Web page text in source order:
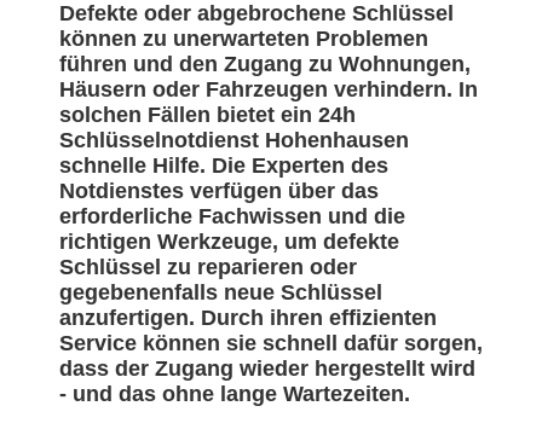
Defekte oder abgebrochene Schlüssel
können zu unerwarteten Problemen
führen und den Zugang zu Wohnungen,
Häusern oder Fahrzeugen verhindern. In
solchen Fällen bietet ein 24h
Schlüsselnotdienst Hohenhausen
schnelle Hilfe. Die Experten des
Notdienstes verfügen über das
erforderliche Fachwissen und die
richtigen Werkzeuge, um defekte
Schlüssel zu reparieren oder
gegebenenfalls neue Schlüssel
anzufertigen. Durch ihren effizienten
Service können sie schnell dafür sorgen,
dass der Zugang wieder hergestellt wird
- und das ohne lange Wartezeiten.